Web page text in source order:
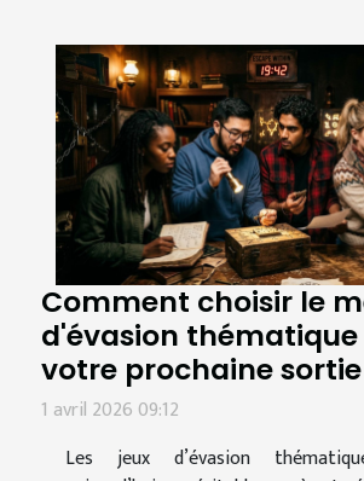
Comment choisir le
d'évasion
votre prochaine sortie
1 avril 2026 09:12
Les jeux d’évasion